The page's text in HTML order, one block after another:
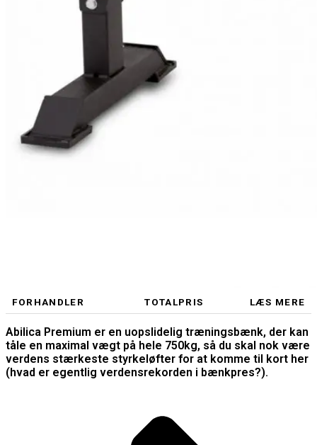
FORHANDLER TOTALPRIS LÆS MERE
Abilica Premium er en uopslidelig træningsbænk, der kan
tåle en maximal vægt på hele 750kg, så du skal nok være
verdens stærkeste styrkeløfter for at komme til kort her
(hvad er egentlig verdensrekorden i bænkpres?).